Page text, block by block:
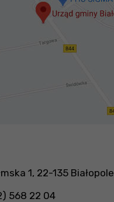
1, 22-135 Białopole
568 22 04